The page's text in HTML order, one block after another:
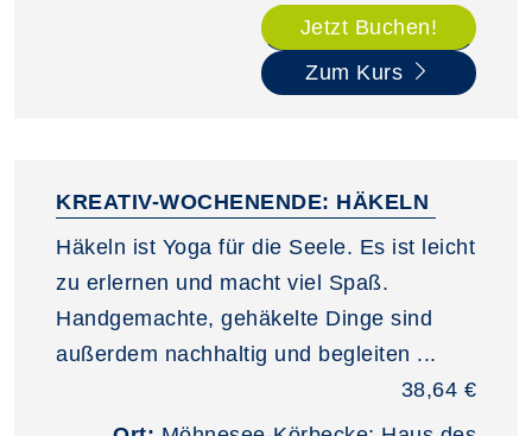
Jetzt Buchen!
Zum Kurs
KREATIV-WOCHENENDE: HÄKELN
Häkeln ist Yoga für die Seele. Es ist leicht
zu erlernen und macht viel Spaß.
Handgemachte, gehäkelte Dinge sind
außerdem nachhaltig und begleiten ...
38,64 €